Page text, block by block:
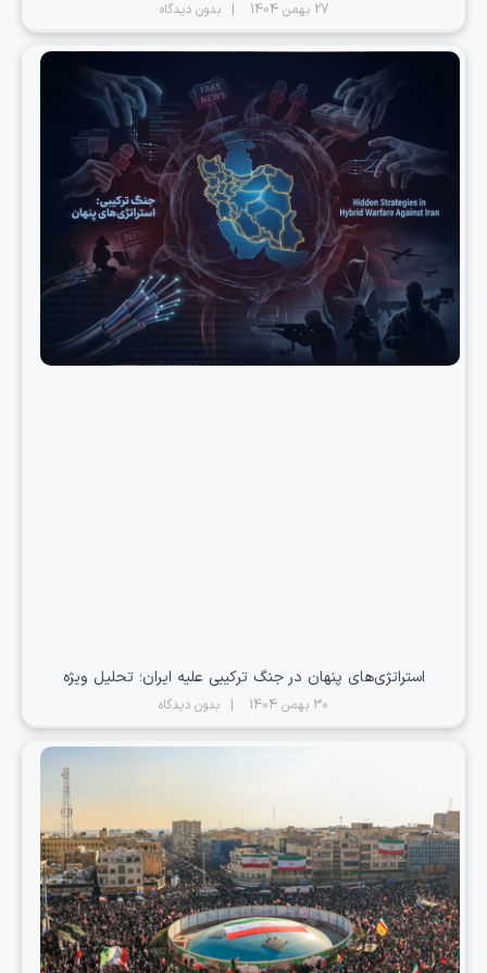
27 بهمن 1404 بدون دیدگاه
استراتژی‌های پنهان در جنگ ترکیبی علیه ایران؛ تحلیل ویژه
30 بهمن 1404 بدون دیدگاه